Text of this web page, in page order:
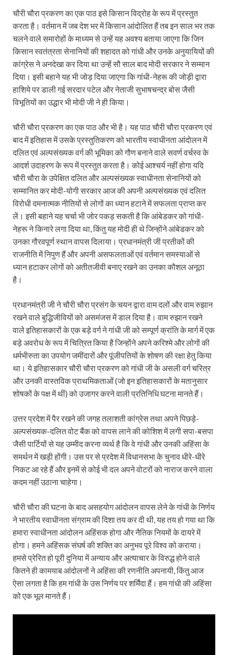
चौरी चौरा प्रकरण का एक पाठ इसे किसान विद्रोह के रूप में प्रस्तुत
करता है। वर्तमान में जब देश भर में किसान आंदोलित हैं तब इन साल भर तक
चलने वाले समारोहों के माध्यम से उन्हें यह अवश्य बताया जाएगा कि जिन
किसान स्वतंत्रता सेनानियों की शहादत को गांधी और उनके अनुयायियों की
कांग्रेस ने अनदेखा कर दिया था उन्हें सौ साल बाद मोदी सरकार ने सम्मान
दिया। इसी बहाने यह भी जोड़ दिया जाएगा कि गांधी-नेहरू की जोड़ी द्वारा
हाशिये पर डाली गई सरदार पटेल और नेताजी सुभाषचन्द्र बोस जैसी
विभूतियों का उद्धार भी मोदी जी ने ही किया।
चौरी चौरा प्रकरण का एक पाठ और भी है। यह पाठ चौरी चौरा प्रकरण एवं
बाद में इतिहास में उसके प्रस्तुतिकरण को भारतीय स्वाधीनता आंदोलन में
दलित एवं अल्पसंख्यक वर्ग की भूमिका को गौण बनाने वाले सवर्ण वर्चस्व के
आदर्श उदाहरण के रूप में प्रस्तुत करता है। कोई आश्चर्य नहीं होगा यदि
चौरी चौरा के उपेक्षित दलित और अल्पसंख्यक स्वाधीनता सेनानियों को
सम्मानित कर मोदी-योगी सरकार आज की अपनी अल्पसंख्यक एवं दलित
विरोधी दमनात्मक नीतियों से लोगों का ध्यान हटाने में सफलता प्राप्त कर
लें। इसी बहाने यह चर्चा भी जोर पकड़ सकती है कि आंबेडकर को गांधी-
नेहरू ने किनारे लगा दिया था, किंतु यह मोदी ही थे जिन्होंने आंबेडकर को
उनका गौरवपूर्ण स्थान वापस दिलाया। प्रधानमंत्री जी प्रतीकों की
राजनीति में निपुण हैं और अपनी असफलताओं एवं वर्तमान समस्याओं से
ध्यान हटाकर लोगों को अतीतजीवी बनाए रखने का उनका कौशल अनूठा
है।
प्रधानमंत्री जी ने चौरी चौरा प्रसंग के चयन द्वारा वाम दलों और वाम रुझान
रखने वाले बुद्धिजीवियों को असमंजस में डाल दिया है। वाम रुझान रखने
वाले इतिहासकारों के एक बड़े वर्ग ने गांधी जी को सम्पूर्ण क्रांति के मार्ग में एक
बड़े अवरोध के रूप में चित्रित किया है जिन्होंने अपने करिश्मे और लोगों की
धर्मभीरुता का उपयोग जमींदारों और पूंजीपतियों के शोषण की रक्षा हेतु किया
था। ये इतिहासकार चौरी चौरा प्रकरण को गांधी जी के असली वर्ग चरित्र
और उनकी वास्तविक प्राथमिकताओं (जो इन इतिहासकारों के मतानुसार
शोषकों के पक्ष में थीं) को उजागर करने वाली प्रतिनिधि घटना मानते हैं।
उत्तर प्रदेश में पैर रखने की जगह तलाशती कांग्रेस तथा अपने पिछड़े-
अल्पसंख्यक-दलित वोट बैंक को वापस लाने की कोशिश में लगी सपा-बसपा
जैसी पार्टियों से यह उम्मीद करना व्यर्थ है कि वे गांधी और उनकी अहिंसा के
समर्थन में खड़ी होंगी। उस पर से प्रदेश में विधानसभा के चुनाव धीरे-धीरे
निकट आ रहे हैं और इनमें से कोई भी दल अपने वोटरों को नाराज करने वाला
कदम नहीं उठाना चाहेगा।
चौरी चौरा की घटना के बाद असहयोग आंदोलन वापस लेने के गांधी के निर्णय
ने भारतीय स्वाधीनता संग्राम की दिशा तय कर दी थी, यह तय हो गया था कि
हमारा स्वाधीनता आंदोलन अहिंसक होगा और नैतिक नियमों के दायरे में
होगा। हमने अहिंसक संघर्ष की शक्ति का अनुभव पूरे विश्व को कराया।
हमसे प्रेरित हो पूरी दुनिया में अन्याय और अत्याचार के विरुद्ध होने वाले
कितने ही कामयाब आंदोलनों ने अहिंसा की रणनीति अपनायी, किंतु आज
ऐसा लगता है कि हम गांधी के उस निर्णय पर शर्मिंदा हैं। हम गांधी की अहिंसा
को एक भूल मानते हैं।